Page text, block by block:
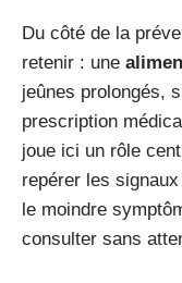
Du côté de la
retenir : une
jeûnes prolongés,
prescription
joue ici un rôle
repérer les
le moindre
consulter sans